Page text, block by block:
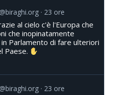
@biraghi.org 23 ore
al cielo c'è l'Europa che
che inopinatamente
Parlamento di fare ulteriori
Paese.
@biraghi.org 23 ore